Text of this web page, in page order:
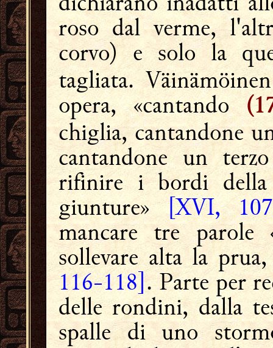
roso dal verme,
corvo) e solo la
tagliata.
opera, «cantando
chiglia, cantandone
cantandone un
rifinire i bordi
giunture»[XVI,
mancare tre parole
sollevare alta la
116-118]. Parte per
delle rondini, dalla
spalle di uno